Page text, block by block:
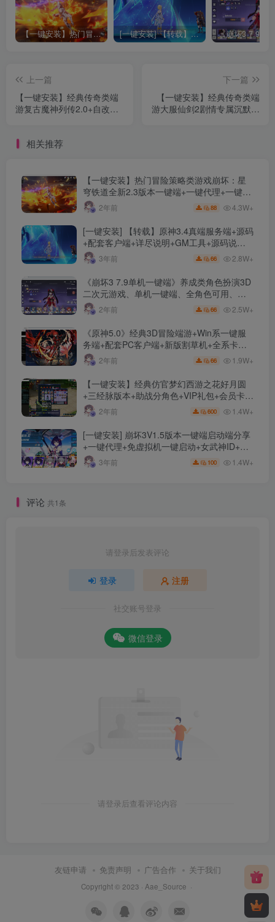
【一键安装】热门冒险策略类游戏崩坏：星穹铁道全新2.3版本一键端+一键代理+一键启动+免虚拟机 [一键安装] 【转载】原神3.4真端服务端+源码+配套客户端+详尽说明+GM工具+源码说明文件
上一篇
【一键安装】经典传奇类端
游复古魔神列传2.0+自改通
下一篇
【一键安装】经典传奇类端
游大服仙剑2剧情专属沉默单
相关推荐
【一键安装】热门冒险策略类游戏崩坏：星
穹铁道全新2.3版本一键端+一键代理+一键启
动+免虚拟机
2年前 88 4.3W+
[一键安装] 【转载】原神3.4真端服务端+源码
+配套客户端+详尽说明+GM工具+源码说明
文件3年前 66 2.8W+
《崩坏3 7.9单机一键端》养成类角色扮演3D
二次元游戏、单机一键端、全角色可用、无
限资源、附带保姆级安装教程
2年前 66 2.5W+
《原神5.0》经典3D冒险端游+Win系一键服
务端+配套PC客户端+新版割草机+全系卡池
文件2年前 66 1.9W+
【一键安装】经典仿官梦幻西游之花好月圆
+三经脉版本+助战分角色+VIP礼包+会员卡
+剧情活动+视频搭建及其他修改资料
2年前 600 1.4W+
[一键安装] 崩坏3V1.5版本一键端启动端分享
+一键代理+免虚拟机一键启动+女武神ID+详
细指令+极简一键修改
3年前 100 1.4W+
评论 共1条
请登录后发表评论
登录 注册
社交账号登录
微信登录
请登录后查看评论内容
友链申请 免责声明 广告合作 关于我们
Copyright © 2023 · Aae_Source ·